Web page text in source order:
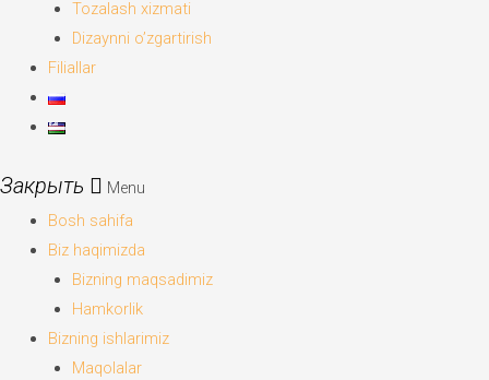
Tozalash xizmati
Dizaynni o’zgartirish
Filiallar
Menu
Bosh sahifa
Biz haqimizda
Bizning maqsadimiz
Hamkorlik
Bizning ishlarimiz
Maqolalar